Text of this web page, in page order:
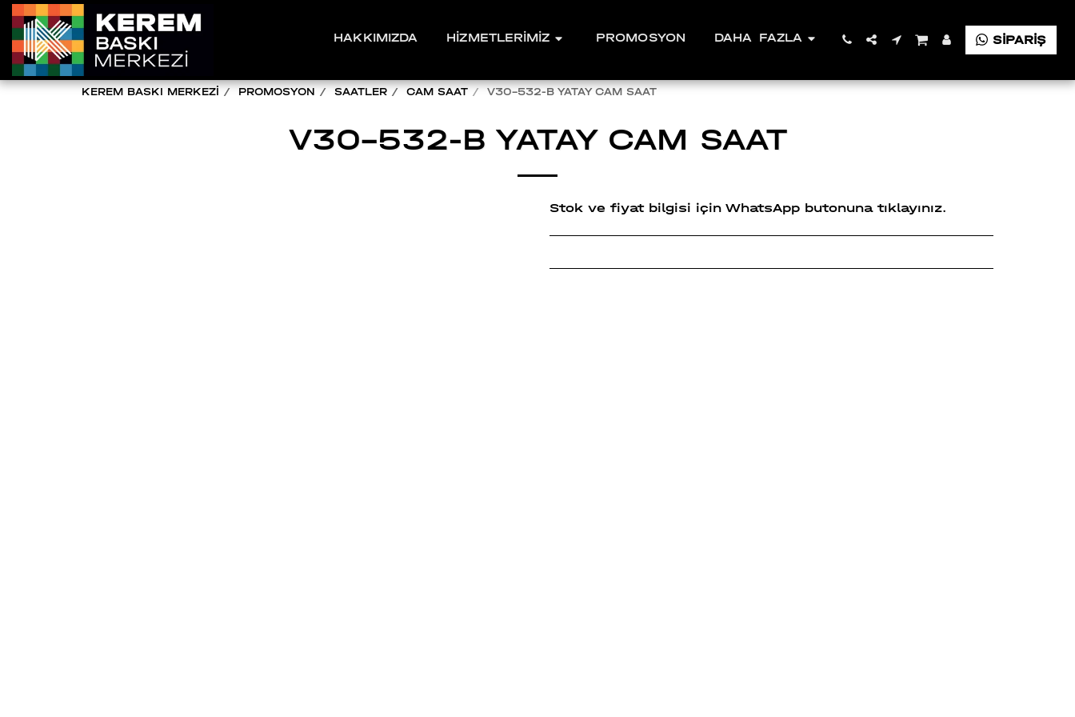
HAKKIMIZDA HİZMETLERİMİZ PROMOSYON DAHA FAZLA SİPARİŞ
KEREM BASKI MERKEZİ PROMOSYON SAATLER CAM SAAT V30-532-B YATAY CAM SAAT
V30-532-B YATAY CAM SAAT
Stok ve fiyat bilgisi için WhatsApp butonuna tıklayınız.